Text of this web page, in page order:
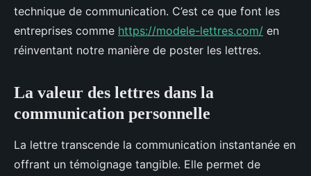
technique de communication. C’est ce que font les
entreprises comme https://modele-lettres.com/ en
réinventant notre manière de poster les lettres.
La valeur des lettres dans la
communication personnelle
La lettre transcende la communication instantanée en
offrant un témoignage tangible. Elle permet de